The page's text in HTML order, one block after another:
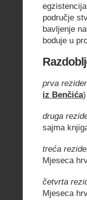
područje
bavljenje
boduje u
prva
iz Benčića)
druga
sajma
treća
Mjeseca
četvrta
Mjeseca